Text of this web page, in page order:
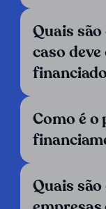
Quais
caso
Como é
Quais
Alemanha